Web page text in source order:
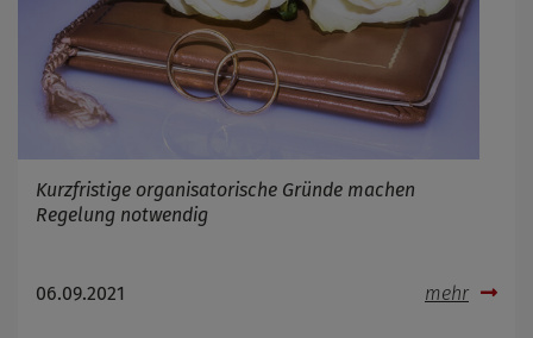
Kurzfristige organisatorische Gründe machen
Regelung notwendig
06.09.2021 mehr
Cookie Name
Cookie Laufzeit
Infos schließen